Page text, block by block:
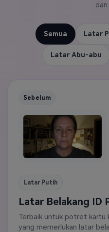
dan
Semua Latar
Latar Abu-abu
Sebelum
Latar Putih
Latar Belakang ID
Terbaik untuk potret kartu
yang memerlukan latar